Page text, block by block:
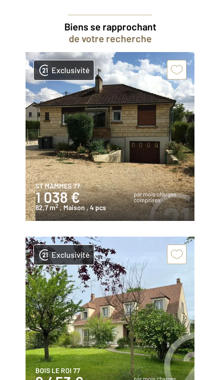
Biens se rapprochant
de votre recherche
Exclusivité
ST MAMMES 77
1 038 €
par mois charges
comprises
82,7 m2 , Maison , 4 pcs
Exclusivité
BOIS LE ROI 77
par mois charges